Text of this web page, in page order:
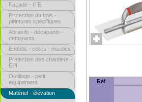
Façade - ITE
Protection du bois -
peintures spécifiques
Abrasifs - décapants -
nettoyants
Enduits - colles - mastics
Protection des chantiers -
EPI
Outillage - petit
équipement
Matériel - élévation
Réf.